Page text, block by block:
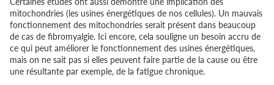
mitochondries (les usines énergétiques de nos cellules). Un mauvais
fonctionnement des mitochondries serait présent dans beaucoup
de cas de fibromyalgie. Ici encore, cela souligne un besoin accru de
ce qui peut améliorer le fonctionnement des usines énergétiques,
mais on ne sait pas si elles peuvent faire partie de la cause ou être
une résultante par exemple, de la fatigue chronique.